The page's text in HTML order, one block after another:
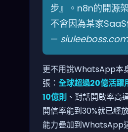
步』。n8n的開源
不會因為某家
—
更不用說WhatsApp本
張： 全球超過20億活躍
10億則 、對話開啟率高
開信率能到30%就已經
能力疊加到WhatsApp